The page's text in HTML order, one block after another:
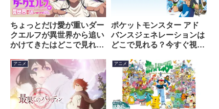
ちょっとだけ愛が重いダー
クエルフが異世界から追い
かけてきたはどこで見れ
配信サービスを紹介！
ポケットモンスター アド
バンスジェネレーションは
どこで見れる？今すぐ視聴
紹介！
アニメ アニメ